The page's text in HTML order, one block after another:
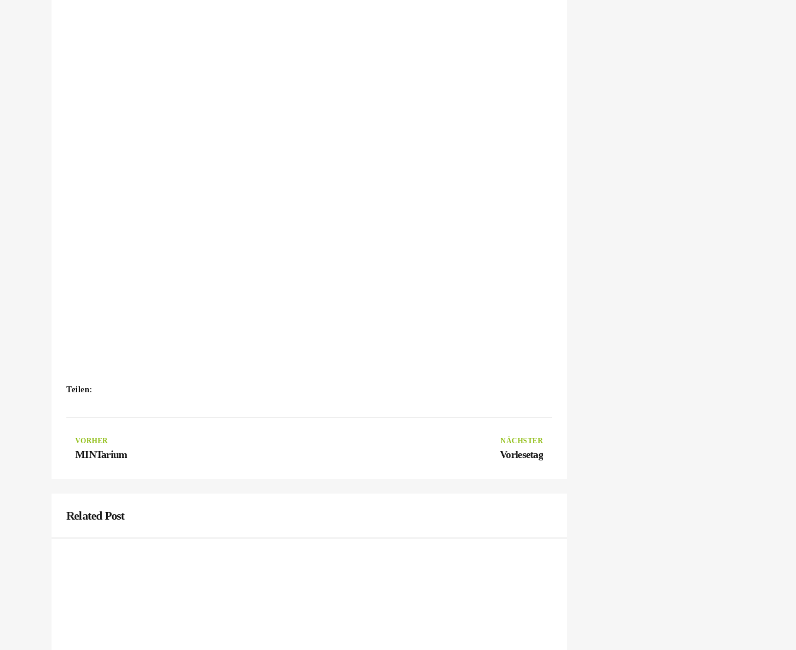
Teilen:
VORHER
MINTarium
NÄCHSTER
Vorlesetag
Related Post